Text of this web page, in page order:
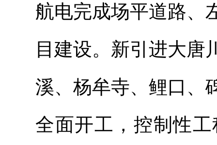
航电完成场平道路、
目建设。新引进大唐
溪、杨牟寺、鲤口、
全面开工，控制性